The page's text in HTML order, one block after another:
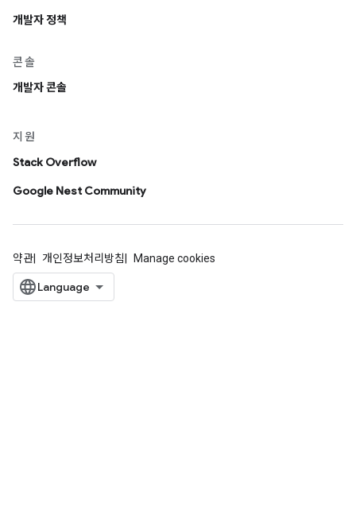
개발자 정책
콘솔
개발자 콘솔
지원
Stack Overflow
Google Nest Community
약관 개인정보처리방침 Manage cookies